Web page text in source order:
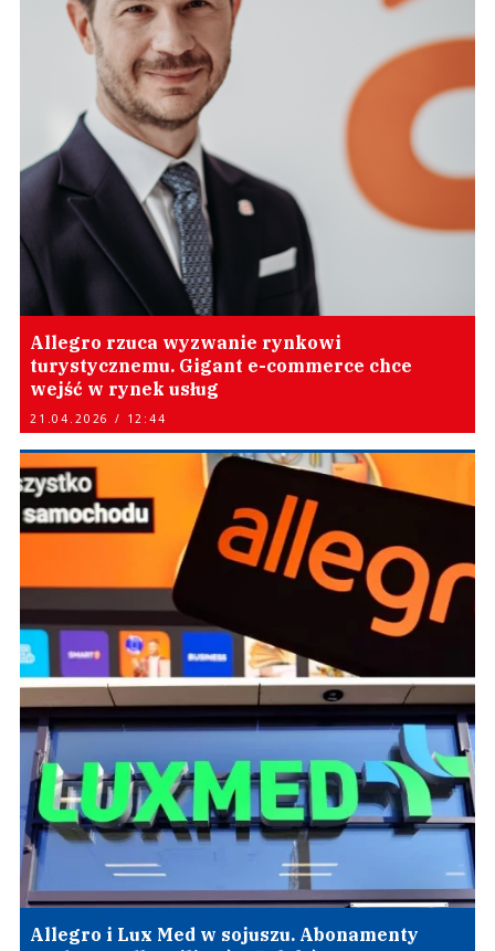
Allegro rzuca wyzwanie rynkowi
turystycznemu. Gigant e-commerce chce
wejść w rynek usług
21.04.2026 / 12:44
Allegro i Lux Med w sojuszu. Abonamenty